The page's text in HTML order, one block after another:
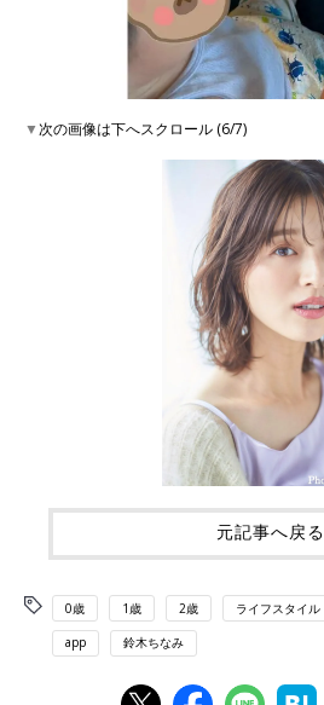
▼次の画像は下へスクロール (6/7)
元記事へ戻る
0歳 1歳 2歳 ライフスタイル
app 鈴木ちなみ